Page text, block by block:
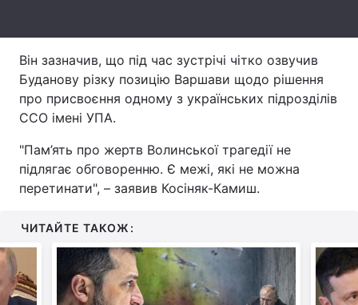
Тема оформлення
Він зазначив, що під час зустрічі чітко озвучив
Буданову різку позицію Варшави щодо рішення
про присвоєння одному з українських підрозділів
ССО імені УПА.
"Пам’ять про жертв Волинської трагедії не
підлягає обговоренню. Є межі, які не можна
перетинати", – заявив Косіняк-Камиш.
ЧИТАЙТЕ ТАКОЖ: